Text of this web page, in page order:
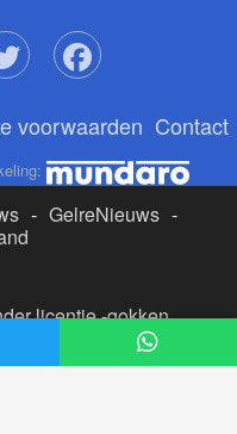
voorwaarden Contact
- GelreNieuws -
licentie-gokken
casino nederland